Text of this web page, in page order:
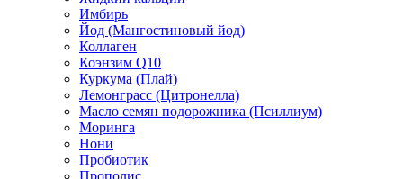
Имбирь
Йод (Мангостиновый йод)
Коллаген
Коэнзим Q10
Куркума (Плай)
Лемонграсс (Цитронелла)
Масло семян подорожника (Псиллиум)
Моринга
Нони
Пробиотик
Прополис